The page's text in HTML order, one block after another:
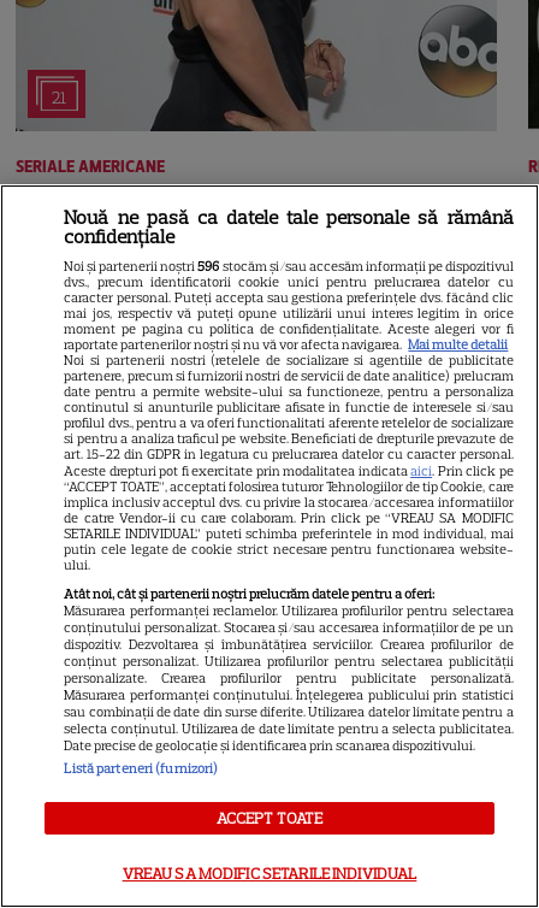
21
SERIALE AMERICANE
Sandra Oh dezvăluie de ce a
plecat din „Anatomia lui Grey”.
Discuția cu Shonda Rhimes
care a schimbat totul pentru
Cristina Yang
ARTICOLE PARTENERI
Horoscop Urania | Previziuni
astrologice pentru perioada 1 –
7 august 2026. Venus va intra
în zodia Balanței
Ulei de perilla – ce este și ce
Nouă ne pasă ca datele tale personale să rămână
confidențiale
Noi și partenerii noștri596 stocăm și/sau accesăm informații pe dispozitivul
dvs., precum identificatorii cookie unici pentru prelucrarea datelor cu
caracter personal. Puteți accepta sau gestiona preferințele dvs. făcând clic
mai jos, respectiv vă puteți opune utilizării unui interes legitim în orice
moment pe pagina cu politica de confidențialitate. Aceste alegeri vor fi
raportate partenerilor noștri și nu vă vor afecta navigarea. Mai multe detalii
Noi si partenerii nostri (retelele de socializare si agentiile de publicitate
partenere, precum si furnizorii nostri de servicii de date analitice) prelucram
date pentru a permite website-ului sa functioneze, pentru a personaliza
continutul si anunturile publicitare afisate in functie de interesele si/sau
profilul dvs., pentru a va oferi functionalitati aferente retelelor de socializare
si pentru a analiza traficul pe website. Beneficiati de drepturile prevazute de
art. 15-22 din GDPR in legatura cu prelucrarea datelor cu caracter personal.
Aceste drepturi pot fi exercitate prin modalitatea indicataaici. Prin click pe
“ACCEPT TOATE”, acceptati folosirea tuturor Tehnologiilor de tip Cookie, care
implica inclusiv acceptul dvs. cu privire la stocarea/accesarea informatiilor
de catre Vendor-ii cu care colaboram. Prin click pe “VREAU SA MODIFIC
SETARILE INDIVIDUAL” puteti schimba preferintele in mod individual, mai
putin cele legate de cookie strict necesare pentru functionarea website-
ului.
Atât noi, cât și partenerii noștri prelucrăm datele pentru a oferi:
Măsurarea performanței reclamelor. Utilizarea profilurilor pentru selectarea
conținutului personalizat. Stocarea și/sau accesarea informațiilor de pe un
dispozitiv. Dezvoltarea și îmbunătățirea serviciilor. Crearea profilurilor de
conținut personalizat. Utilizarea profilurilor pentru selectarea publicității
personalizate. Crearea profilurilor pentru publicitate personalizată.
Măsurarea performanței conținutului. Înțelegerea publicului prin statistici
sau combinații de date din surse diferite. Utilizarea datelor limitate pentru a
selecta conținutul. Utilizarea de date limitate pentru a selecta publicitatea.
Date precise de geolocație și identificarea prin scanarea dispozitivului.
Listă parteneri (furnizori)
ACCEPT TOATE
VREAU SA MODIFIC SETARILE INDIVIDUAL